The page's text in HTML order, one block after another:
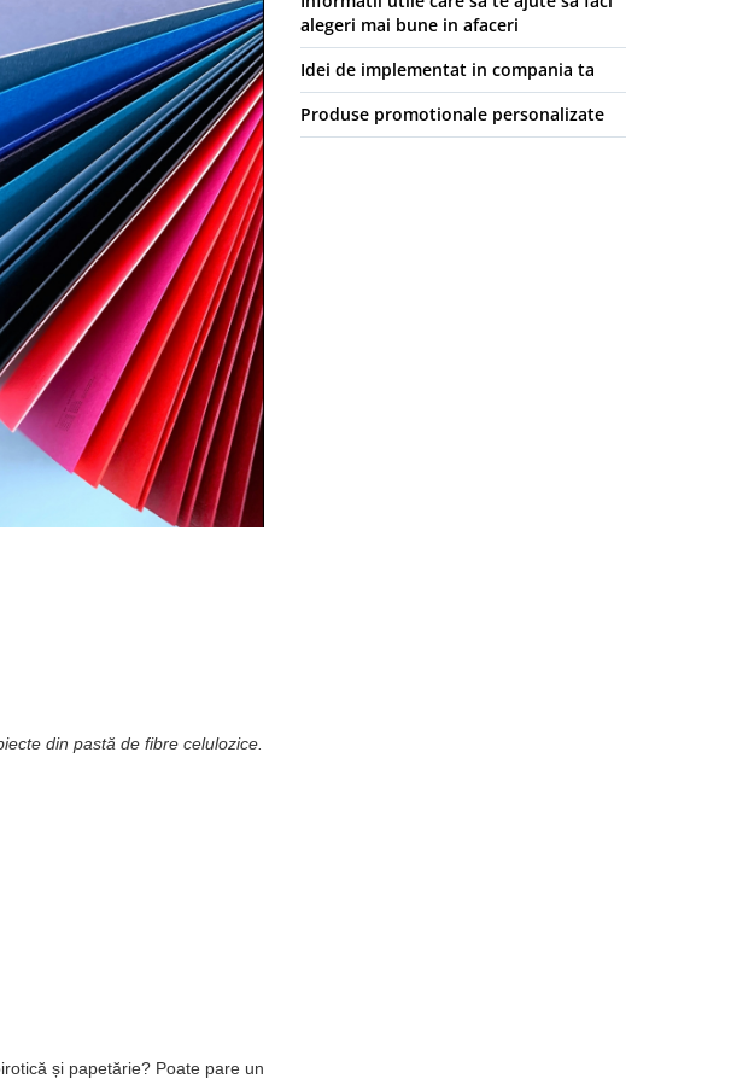
din pastă de fibre celulozice.
și papetărie? Poate pare un
alegeri mai bune in afaceri
Idei de implementat in compania ta
Produse promotionale personalizate